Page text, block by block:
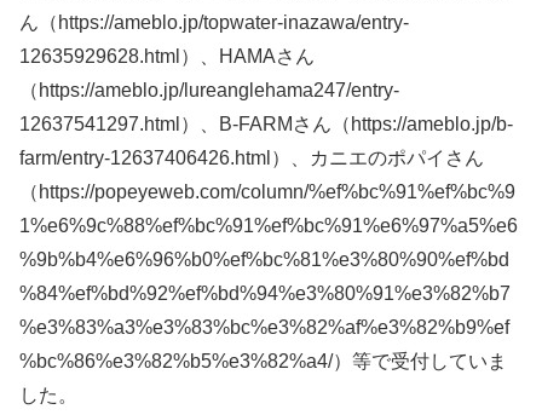
ん（https://ameblo.jp/topwater-inazawa/entry-
12635929628.html）、HAMAさん
（https://ameblo.jp/lureanglehama247/entry-
12637541297.html）、B-FARMさん（https://ameblo.jp/b-
farm/entry-12637406426.html）、カニエのポパイさん
（https://popeyeweb.com/column/%ef%bc%91%ef%bc%9
1%e6%9c%88%ef%bc%91%ef%bc%91%e6%97%a5%e6
%9b%b4%e6%96%b0%ef%bc%81%e3%80%90%ef%bd
%84%ef%bd%92%ef%bd%94%e3%80%91%e3%82%b7
%e3%83%a3%e3%83%bc%e3%82%af%e3%82%b9%ef
%bc%86%e3%82%b5%e3%82%a4/）等で受付していま
した。